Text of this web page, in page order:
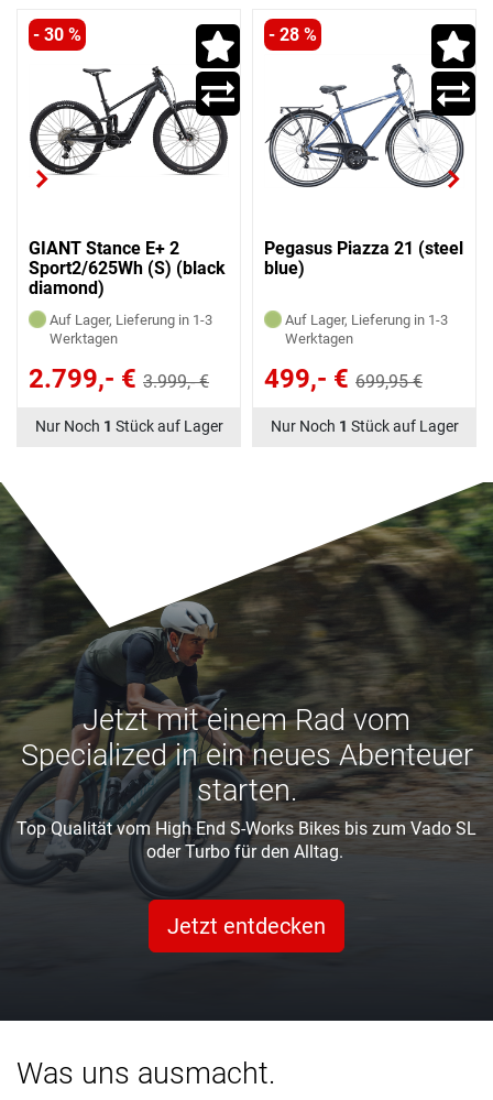
- 30 %
GIANT Stance E+ 2
Sport2/625Wh (S) (black
diamond)
Auf Lager, Lieferung in 1-3
Werktagen
2.799,- € 3.999,- €
Nur Noch 1 Stück auf Lager
- 28 %
Pegasus Piazza 21 (steel
blue)
Auf Lager, Lieferung in 1-3
Werktagen
499,- € 699,95 €
Nur Noch 1 Stück auf Lager
Jetzt mit einem Rad vom
Specialized in ein neues Abenteuer
starten.
Top Qualität vom High End S-Works Bikes bis zum Vado SL
oder Turbo für den Alltag.
Jetzt entdecken
Was uns ausmacht.